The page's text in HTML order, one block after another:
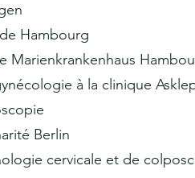
Hambourg
Marienkrankenhaus
à la clinique
Berlin
cervicale et de